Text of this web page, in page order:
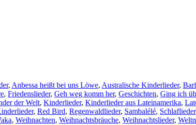
, Anbessa heißt bei uns Löwe, Australische Kinderlieder,
, Friedenslieder, Geh weg komm her, Geschichten, Ging ich
der Welt, Kinderlieder, Kinderlieder aus Lateinamerika,
, Red Bird, Regenwaldlieder, Sambalélé, Schlaflieder
, Weihnachten, Weihnachtsbräuche, Weihnachtslieder,